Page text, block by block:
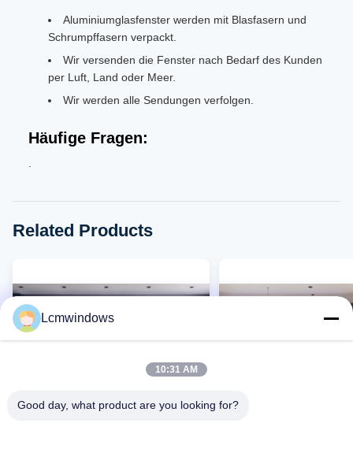
Aluminiumglasfenster werden mit Blasfasern und
Schrumpffasern verpackt.
Wir versenden die Fenster nach Bedarf des Kunden
per Luft, Land oder Meer.
Wir werden alle Sendungen verfolgen.
Häufige Fragen:
Related Products
Lcmwindows
10:31 AM
Good day, what product are you looking for?